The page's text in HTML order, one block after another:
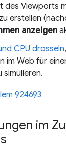
des Viewports
erstellen
anzeigen
CPU drosseln
im Web für
simulieren.
924693
im